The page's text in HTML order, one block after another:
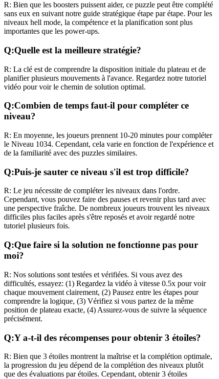
R: Bien que les boosters puissent aider, ce puzzle peut être complété
sans eux en suivant notre guide stratégique étape par étape. Pour les
niveaux hell mode, la compétence et la planification sont plus
importantes que les power-ups.
Q:Quelle est la meilleure stratégie?
R: La clé est de comprendre la disposition initiale du plateau et de
planifier plusieurs mouvements à l'avance. Regardez notre tutoriel
vidéo pour voir le chemin de solution optimal.
Q:Combien de temps faut-il pour compléter ce
niveau?
R: En moyenne, les joueurs prennent 10-20 minutes pour compléter
le Niveau 1034. Cependant, cela varie en fonction de l'expérience et
de la familiarité avec des puzzles similaires.
Q:Puis-je sauter ce niveau s'il est trop difficile?
R: Le jeu nécessite de compléter les niveaux dans l'ordre.
Cependant, vous pouvez faire des pauses et revenir plus tard avec
une perspective fraîche. De nombreux joueurs trouvent les niveaux
difficiles plus faciles après s'être reposés et avoir regardé notre
tutoriel plusieurs fois.
Q:Que faire si la solution ne fonctionne pas pour
moi?
R: Nos solutions sont testées et vérifiées. Si vous avez des
difficultés, essayez: (1) Regardez la vidéo à vitesse 0.5x pour voir
chaque mouvement clairement, (2) Pausez entre les étapes pour
comprendre la logique, (3) Vérifiez si vous partez de la même
position de plateau exacte, (4) Assurez-vous de suivre la séquence
précisément.
Q:Y a-t-il des récompenses pour obtenir 3 étoiles?
R: Bien que 3 étoiles montrent la maîtrise et la complétion optimale,
la progression du jeu dépend de la complétion des niveaux plutôt
que des évaluations par étoiles. Cependant, obtenir 3 étoiles